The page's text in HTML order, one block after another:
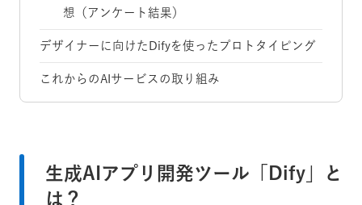
想（アンケート結果）
デザイナーに向けたDifyを使ったプロトタイピング
これからのAIサービスの取り組み
生成AIアプリ開発ツール「Dify」と
は？